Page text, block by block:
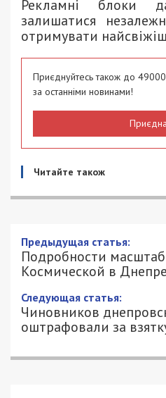
Рекламні блоки
залишатися
отримувати
Приєднуйтесь також до
за останніми новинами!
Читайте також
Подробности
улице Космической
видео
4/05/2018 -
ЕКАТЕРИНА ОХОТНИК
ДЛЯ